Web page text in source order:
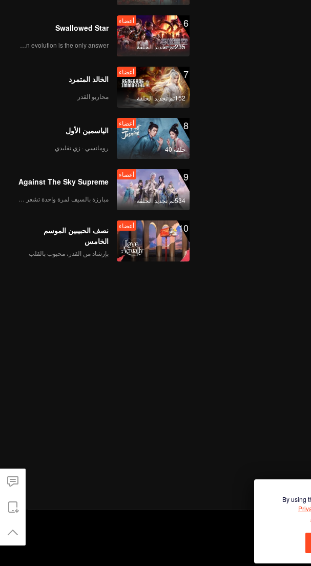
6
235تم تجديد الحلقة
أعضاء
Swallowed Star
Human evolution is the only answer.
7
152تم تجديد الحلقة
أعضاء
الخالد المتمرد
محاربو القدر
8
حلقة 40
أعضاء
الياسمين الأول
رومانسي · زي تقليدي
9
534تم تجديد الحلقة
أعضاء
Against The Sky Supreme
10 أعضاء
نصف الحبيبين الموسم
الخامس
بإرشاد من القدر، محبوب بالقلب
By using